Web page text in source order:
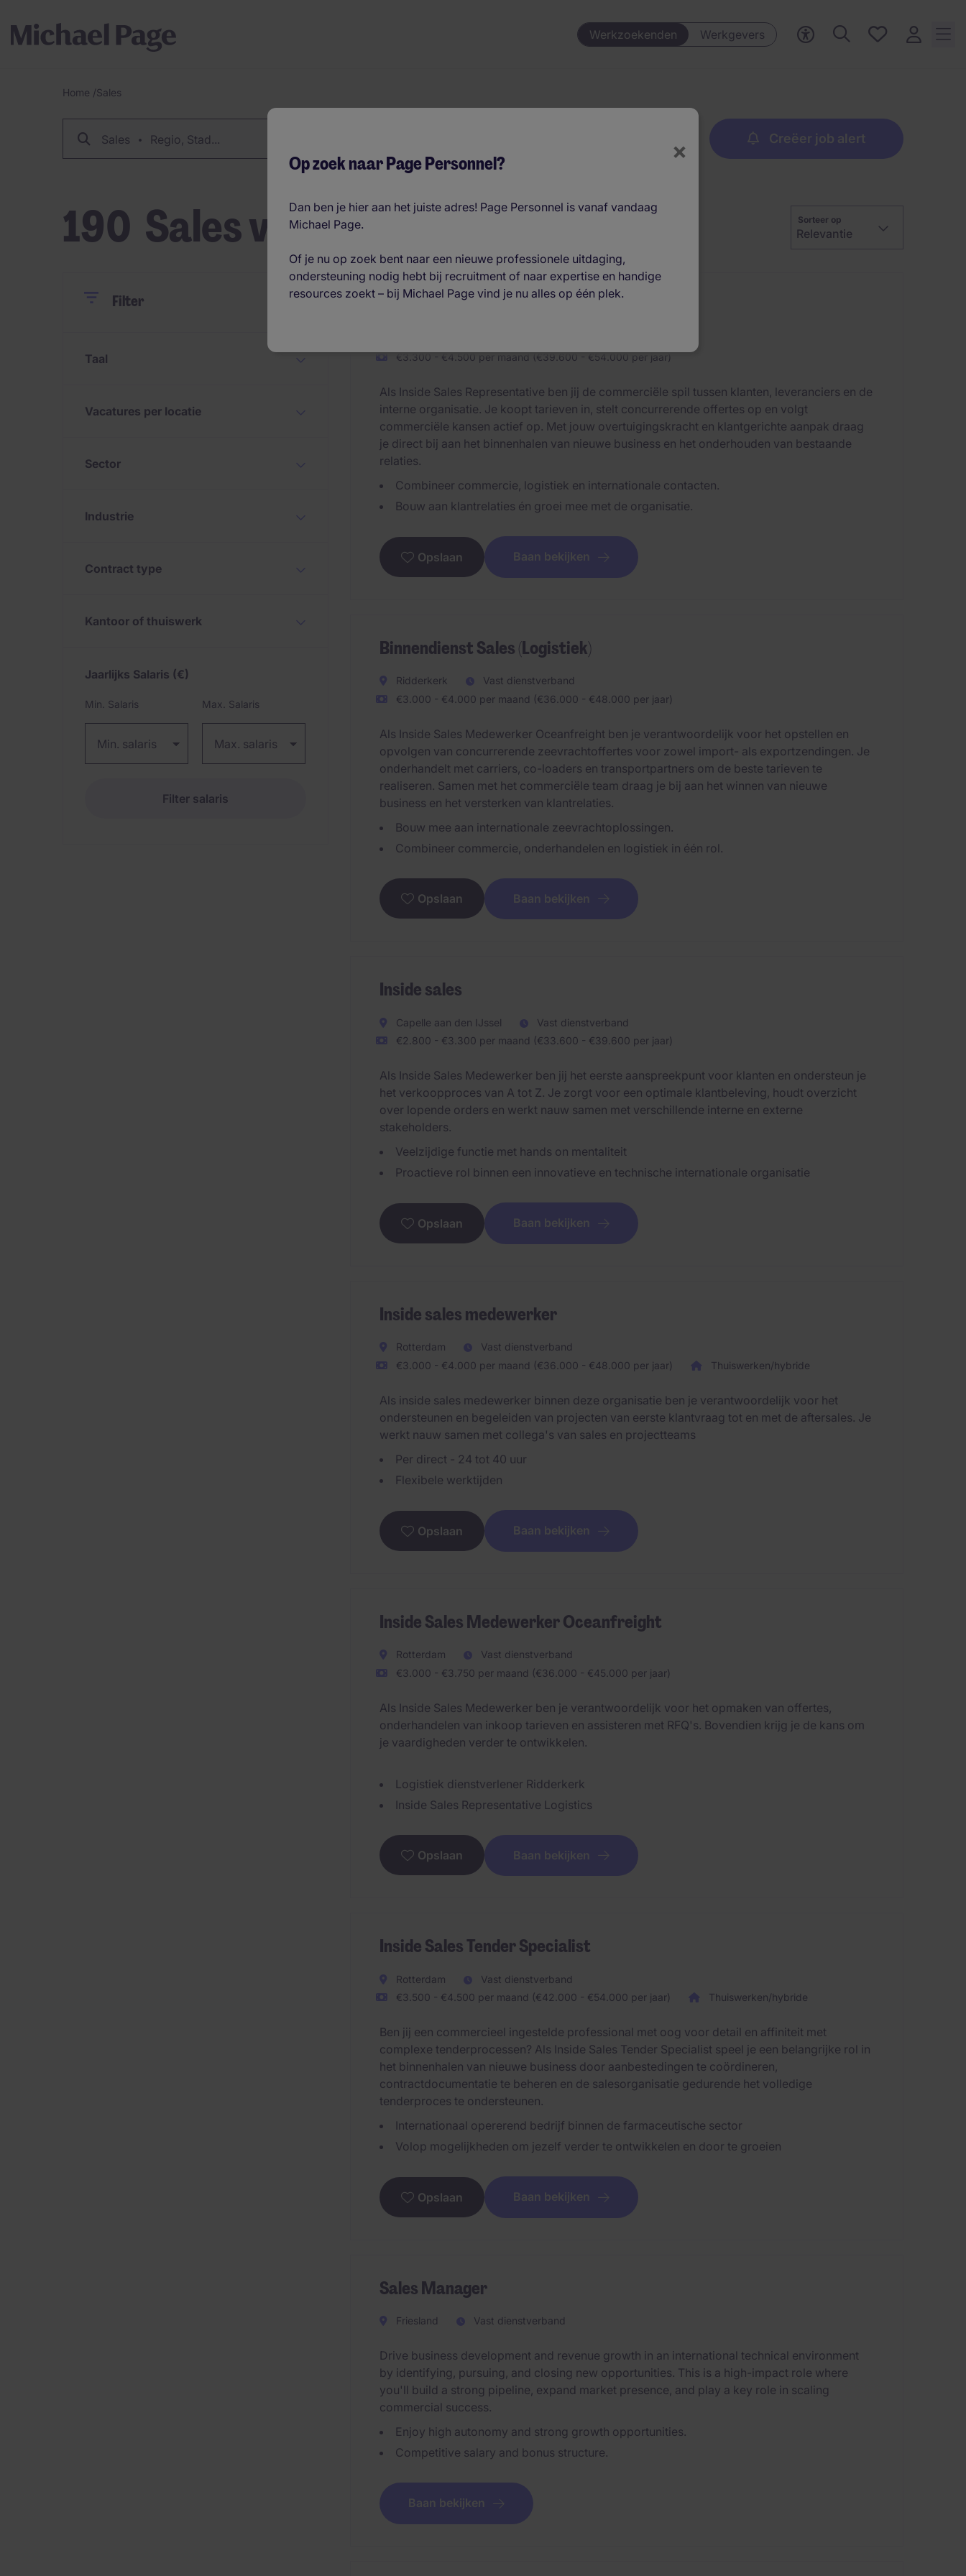
Werkzoekenden Werkgevers
Favorieten,
Breadcrumb
Home /Sales
Sales Regio, Stad... Creëer job alert
190 Sales vacatures Sorteer op
Relevantie
CloseFilter Reset
Taal
Vacatures per locatie
Sector
Industrie
Contract type
Kantoor of thuiswerk
Jaarlijks Salaris (€)
Min. Salaris Max. Salaris
Binnendienst Sales (Logistiek)
€3.300 - €4.500 per maand (€39.600 - €54.000 per jaar)
Als Inside Sales Representative ben jij de commerciële spil tussen klanten, leveranciers en de
interne organisatie. Je koopt tarieven in, stelt concurrerende offertes op en volgt
commerciële kansen actief op. Met jouw overtuigingskracht en klantgerichte aanpak draag
je direct bij aan het binnenhalen van nieuwe business en het onderhouden van bestaande
relaties.
Combineer commercie, logistiek en internationale contacten.
Bouw aan klantrelaties én groei mee met de organisatie.
Opslaan Baan bekijken
Binnendienst Sales (Logistiek)
Ridderkerk
Vast dienstverband
€3.000 - €4.000 per maand (€36.000 - €48.000 per jaar)
Als Inside Sales Medewerker Oceanfreight ben je verantwoordelijk voor het opstellen en
opvolgen van concurrerende zeevrachtoffertes voor zowel import- als exportzendingen. Je
onderhandelt met carriers, co-loaders en transportpartners om de beste tarieven te
realiseren. Samen met het commerciële team draag je bij aan het winnen van nieuwe
business en het versterken van klantrelaties.
Bouw mee aan internationale zeevrachtoplossingen.
Combineer commercie, onderhandelen en logistiek in één rol.
Opslaan Baan bekijken
Inside sales
Capelle aan den IJssel
Vast dienstverband
€2.800 - €3.300 per maand (€33.600 - €39.600 per jaar)
Als Inside Sales Medewerker ben jij het eerste aanspreekpunt voor klanten en ondersteun je
het verkoopproces van A tot Z. Je zorgt voor een optimale klantbeleving, houdt overzicht
over lopende orders en werkt nauw samen met verschillende interne en externe
stakeholders.
Veelzijdige functie met hands on mentaliteit
Proactieve rol binnen een innovatieve en technische internationale organisatie
Opslaan Baan bekijken
Inside sales medewerker
Rotterdam
Vast dienstverband
€3.000 - €4.000 per maand (€36.000 - €48.000 per jaar)
Thuiswerken/hybride
Als inside sales medewerker binnen deze organisatie ben je verantwoordelijk voor het
ondersteunen en begeleiden van projecten van eerste klantvraag tot en met de aftersales. Je
werkt nauw samen met collega's van sales en projectteams
Per direct - 24 tot 40 uur
Flexibele werktijden
Opslaan Baan bekijken
Inside Sales Medewerker Oceanfreight
Rotterdam
Vast dienstverband
€3.000 - €3.750 per maand (€36.000 - €45.000 per jaar)
Als Inside Sales Medewerker ben je verantwoordelijk voor het opmaken van offertes,
onderhandelen van inkoop tarieven en assisteren met RFQ's. Bovendien krijg je de kans om
je vaardigheden verder te ontwikkelen.
Logistiek dienstverlener Ridderkerk
Inside Sales Representative Logistics
Opslaan Baan bekijken
Inside Sales Tender Specialist
Rotterdam
Vast dienstverband
€3.500 - €4.500 per maand (€42.000 - €54.000 per jaar)
Thuiswerken/hybride
Ben jij een commercieel ingestelde professional met oog voor detail en affiniteit met
complexe tenderprocessen? Als Inside Sales Tender Specialist speel je een belangrijke rol in
het binnenhalen van nieuwe business door aanbestedingen te coördineren,
contractdocumentatie te beheren en de salesorganisatie gedurende het volledige
tenderproces te ondersteunen.
Internationaal opererend bedrijf binnen de farmaceutische sector
Volop mogelijkheden om jezelf verder te ontwikkelen en door te groeien
Opslaan Baan bekijken
Sales Manager
Friesland Vast dienstverband
Drive business development and revenue growth in an international technical environment
by identifying, pursuing, and closing new opportunities. This is a high-impact role where
you'll build a strong pipeline, expand market presence, and play a key role in scaling
commercial success.
Enjoy high autonomy and strong growth opportunities.
Competitive salary and bonus structure.
Baan bekijken
×
Op zoek naar Page Personnel?
Dan ben je hier aan het juiste adres! Page Personnel is vanaf vandaag
Michael Page.
Of je nu op zoek bent naar een nieuwe professionele uitdaging,
ondersteuning nodig hebt bij recruitment of naar expertise en handige
resources zoekt – bij Michael Page vind je nu alles op één plek.